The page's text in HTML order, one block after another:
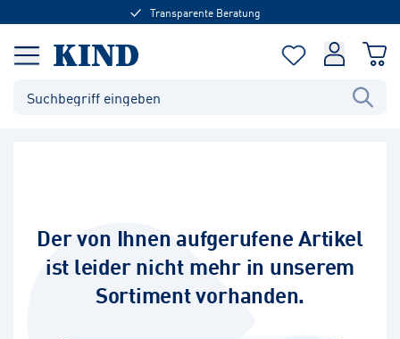
Transparente Beratung
Der von Ihnen aufgerufene Artikel
ist leider nicht mehr in unserem
Sortiment vorhanden.